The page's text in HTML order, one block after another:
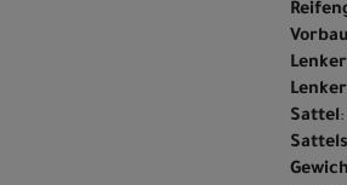
Vorbau
Lenker
Sattel